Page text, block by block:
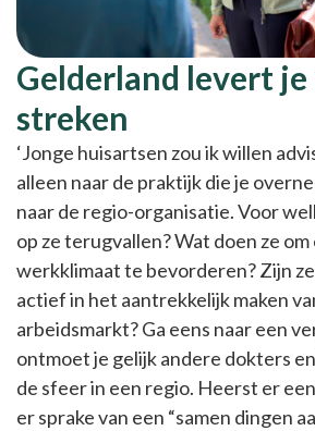
Gelderland levert je
streken
‘Jonge huisartsen zou ik willen
alleen naar de praktijk die je
naar de regio-organisatie. Voor
op ze terugvallen? Wat doen ze om
werkklimaat te bevorderen? Zijn
actief in het aantrekkelijk maken
arbeidsmarkt? Ga eens naar een
ontmoet je gelijk andere dokters
de sfeer in een regio. Heerst er
er sprake van een “samen dingen